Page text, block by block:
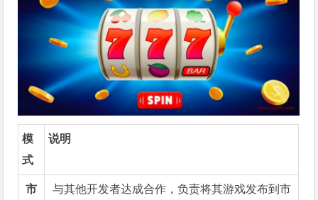
模
式
说明
市 与其他开发者达成合作，负责将其游戏发布到市